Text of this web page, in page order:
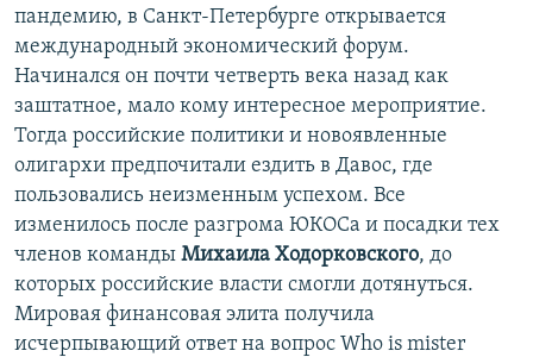
пандемию, в Санкт-Петербурге открывается
международный экономический форум.
Начинался он почти четверть века назад как
заштатное, мало кому интересное мероприятие.
Тогда российские политики и новоявленные
олигархи предпочитали ездить в Давос, где
пользовались неизменным успехом. Все
изменилось после разгрома ЮКОСа и посадки тех
членов команды Михаила Ходорковского, до
которых российские власти смогли дотянуться.
Мировая финансовая элита получила
исчерпывающий ответ на вопрос Who is mister